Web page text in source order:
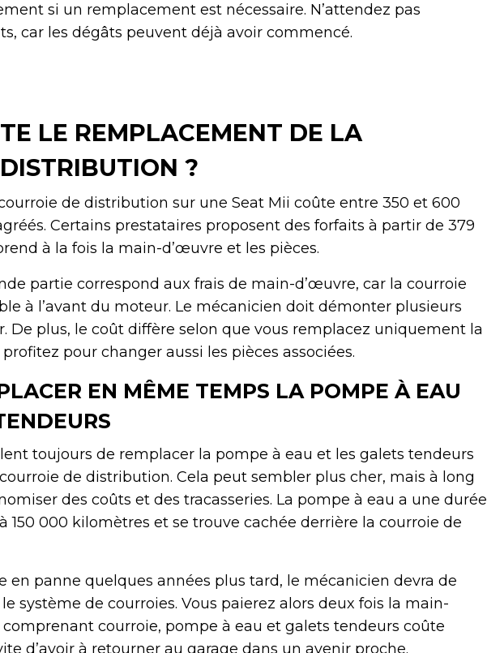
si un remplacement est nécessaire. N’attendez pas
car les dégâts peuvent déjà avoir commencé.
LE REMPLACEMENT DE LA
?
de distribution sur une Seat Mii coûte entre 350 et 600
Certains prestataires proposent des forfaits à partir de 379
à la fois la main-d’œuvre et les pièces.
partie correspond aux frais de main-d’œuvre, car la courroie
à l’avant du moteur. Le mécanicien doit démonter plusieurs
De plus, le coût diffère selon que vous remplacez uniquement la
pour changer aussi les pièces associées.
EN MÊME TEMPS LA POMPE À EAU
toujours de remplacer la pompe à eau et les galets tendeurs
de distribution. Cela peut sembler plus cher, mais à long
des coûts et des tracasseries. La pompe à eau a une durée
150 000 kilomètres et se trouve cachée derrière la courroie de
en panne quelques années plus tard, le mécanicien devra de
système de courroies. Vous paierez alors deux fois la main-
courroie, pompe à eau et galets tendeurs coûte
d’avoir à retourner au garage dans un avenir proche.